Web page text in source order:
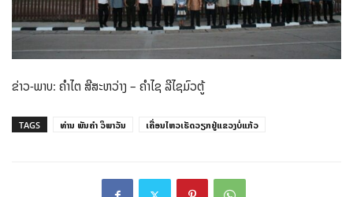
ຂ່າວ-ພາບ: ຄໍາໄຕ ສີສະຫວ່າງ – ຄຳໄຊ ລີໄຊມົວຕູ້
TAGS ທ່ານ ພັນຄຳ ວິພາວັນ ເຄື່ອນໄຫວເຮັດວຽກຢູ່ແຂວງບໍ່ແກ້ວ